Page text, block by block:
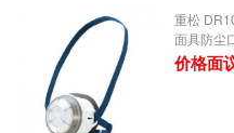
重松
面具防尘
价格面